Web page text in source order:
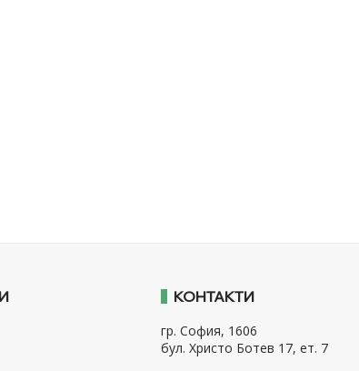
КОНТАКТИ
гр. София, 1606
бул. Христо Ботев 17, ет. 7